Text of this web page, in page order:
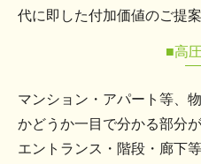
代に即した付加価値のご提案
■高
マンション・アパート等、
かどうか一目で分かる部分
エントランス・階段・廊下